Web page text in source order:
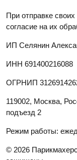
При отправке
согласие на их
ИП Селянин
ИНН 691400216088
ОГРНИП
119002, Москва,
подъезд 2
Режим работы:
© 2026